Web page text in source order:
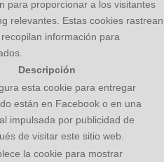
para proporcionar a los visitantes
relevantes. Estas cookies rastrean
información para
Descripción
esta cookie para entregar
están en Facebook o en una
impulsada por publicidad de
de visitar este sitio web.
la cookie para mostrar